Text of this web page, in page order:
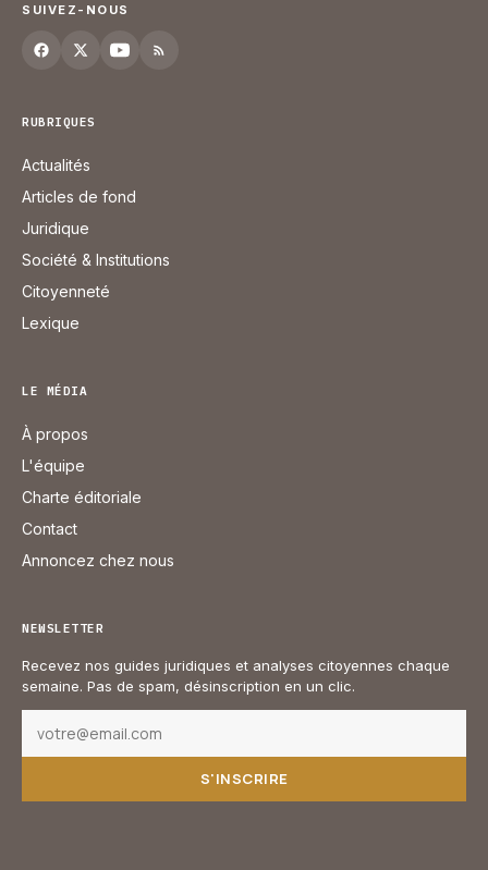
SUIVEZ-NOUS
RUBRIQUES
Actualités
Articles de fond
Juridique
Société & Institutions
Citoyenneté
Lexique
LE MÉDIA
À propos
L'équipe
Charte éditoriale
Contact
Annoncez chez nous
NEWSLETTER
Recevez nos guides juridiques et analyses citoyennes chaque
semaine. Pas de spam, désinscription en un clic.
S'INSCRIRE